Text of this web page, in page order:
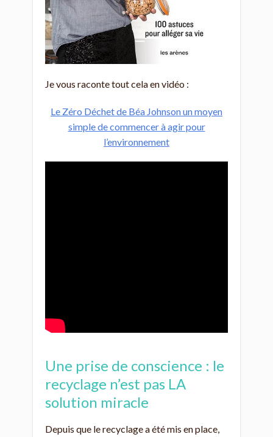
Je vous raconte tout cela en vidéo :
Le Zéro Déchet de Béa Johnson un moyen
simple de commencer à agir pour
l’environnement
Une prise de conscience : le
recyclage n’est pas LA
solution miracle
Depuis que le recyclage a été mis en place,